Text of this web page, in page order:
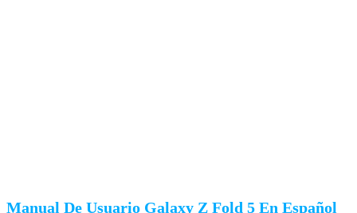
Manual De Usuario Galaxy Z Fold 5 En Español